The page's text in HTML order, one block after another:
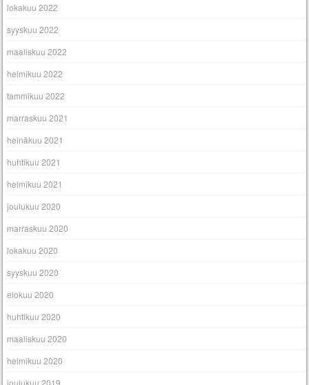
lokakuu 2022
syyskuu 2022
maaliskuu 2022
helmikuu 2022
tammikuu 2022
marraskuu 2021
heinäkuu 2021
huhtikuu 2021
helmikuu 2021
joulukuu 2020
marraskuu 2020
lokakuu 2020
syyskuu 2020
elokuu 2020
huhtikuu 2020
maaliskuu 2020
helmikuu 2020
joulukuu 2019